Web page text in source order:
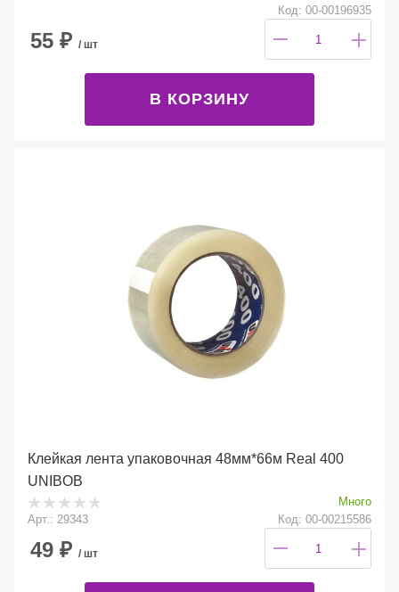
Код: 00-00196935
55 ₽ / шт
В КОРЗИНУ
Клейкая лента упаковочная 48мм*66м Real 400
UNIBOB
Много
Арт.: 29343
Код: 00-00215586
49 ₽ / шт